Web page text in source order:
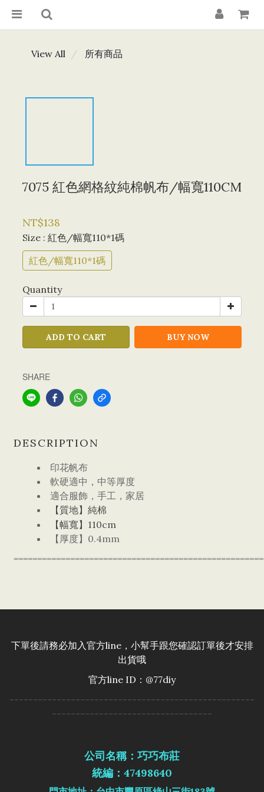
View All 所有商品
7075 紅色網格紋純棉帆布/幅寬110CM
NT$138
Size : 紅色/幅寬110*1碼
紅色/幅寬110*1碼
Quantity
ADD TO CART BUY NOW
SHARE
DESCRIPTION
印花帆布
軟硬適中，中等厚度
適合服飾，手工，家居
【質地】純棉
【幅寬】110cm
【厚度】0.4mm
下單後請務必加入官方line，小幫手跟您確認訂單後才安排
出貨哦
官方line ID：@77diy
----------------------------------------------------
----------------------------------
公司名稱：巧巧布莊
統編：47498640